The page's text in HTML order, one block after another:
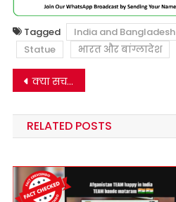
Tagged India and Bangladesh
Statue
भारत और बांग्लादेश
Post
navigation
क्या सच में कश्मीर में इच्छापूर्ति शिवलिंग प्रकट हुआ? जानिए सच्चाई
RELATED POSTS